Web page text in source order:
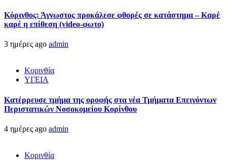
Κόρινθος: Άγνωστος προκάλεσε φθορές σε κατάστημα – Καρέ
καρέ η επίθεση (video-φωτο)
3 ημέρες ago admin
Κορινθία
ΥΓΕΙΑ
Kατέρρευσε τμήμα της οροφής στα νέα Τμήματα Επειγόντων
Περιστατικών Νοσοκομείου Κορίνθου
4 ημέρες ago admin
Κορινθία